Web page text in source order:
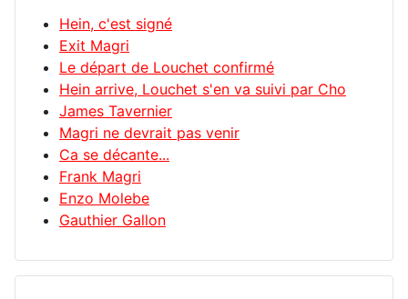
Hein, c'est signé
Exit Magri
Le départ de Louchet confirmé
Hein arrive, Louchet s'en va suivi par Cho
James Tavernier
Magri ne devrait pas venir
Ca se décante...
Frank Magri
Enzo Molebe
Gauthier Gallon